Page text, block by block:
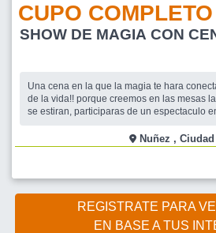
CUPO COMPLETO
SHOW DE MAGIA CON
Una cena en la que la magia te hara
de la vida!! porque creemos en las mesas
se estiran, participaras de un espectaculo
durante la noche. El show, el tapeo, el
por el pre
Nuñez ,
REGISTRATE PARA
EN BASE A TUS